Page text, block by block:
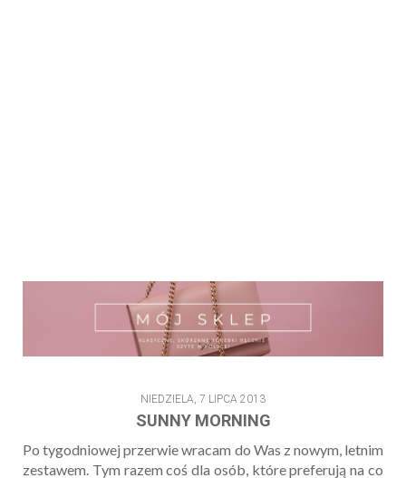
NIEDZIELA, 7 LIPCA 2013
SUNNY MORNING
Po tygodniowej przerwie wracam do Was z nowym, letnim
zestawem. Tym razem coś dla osób, które preferują na co